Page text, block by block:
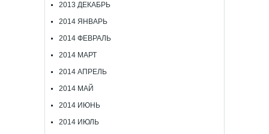
2013 ДЕКАБРЬ
2014 ЯНВАРЬ
2014 ФЕВРАЛЬ
2014 МАРТ
2014 АПРЕЛЬ
2014 МАЙ
2014 ИЮНЬ
2014 ИЮЛЬ